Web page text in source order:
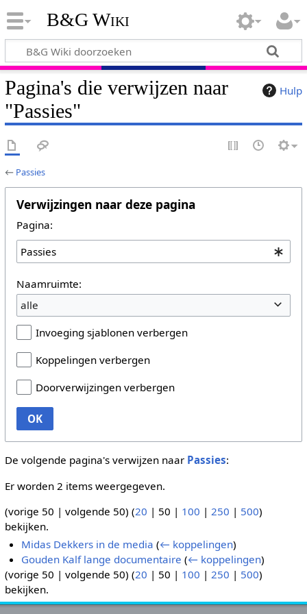
B&G Wiki
Hulp
Pagina's die verwijzen naar
"Passies"
← Passies
Verwijzingen naar deze pagina
Pagina:
Naamruimte:
alle
Invoeging sjablonen verbergen
Koppelingen verbergen
Doorverwijzingen verbergen
OK
De volgende pagina's verwijzen naar Passies:
Er worden 2 items weergegeven.
(vorige 50 | volgende 50) (20 | 50 | 100 | 250 | 500)
bekijken.
Midas Dekkers in de media (← koppelingen)
Gouden Kalf lange documentaire (← koppelingen)
(vorige 50 | volgende 50) (20 | 50 | 100 | 250 | 500)
bekijken.